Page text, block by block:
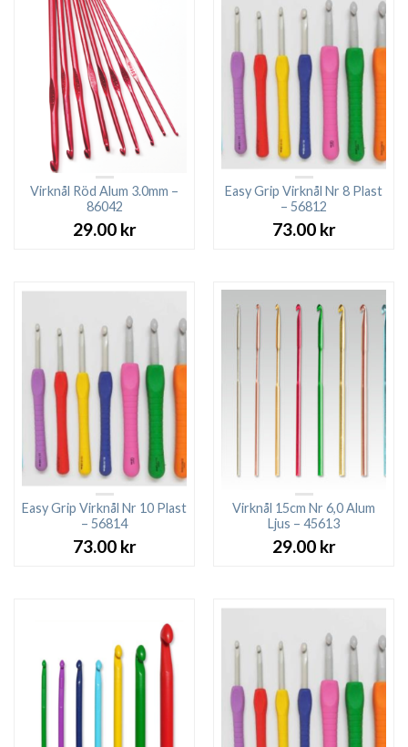
Virknål Röd Alum 3.0mm –
86042
29.00 kr
Easy Grip Virknål Nr 8 Plast
– 56812
73.00 kr
Easy Grip Virknål Nr 10 Plast
– 56814
73.00 kr
Virknål 15cm Nr 6,0 Alum
Ljus – 45613
29.00 kr